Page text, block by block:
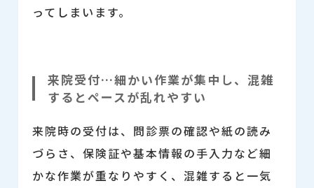
ってしまいます。
来院受付…細かい作業が集中し、混雑
するとペースが乱れやすい
来院時の受付は、問診票の確認や紙の読み
づらさ、保険証や基本情報の手入力など細
かな作業が重なりやすく、混雑すると一気